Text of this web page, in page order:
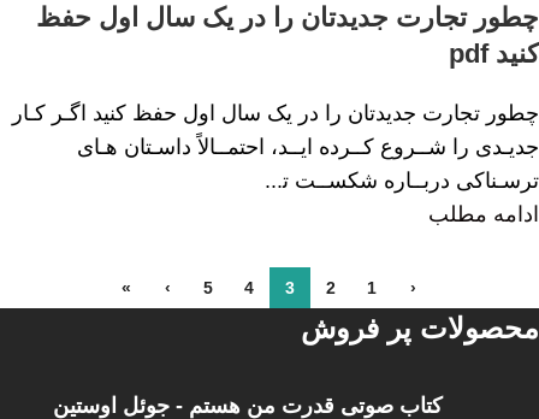
چطور تجارت جدیدتان را در یک سال اول حفظ
کنید pdf
چطور تجارت جدیدتان را در یک سال اول حفظ کنید اﮔـﺮ ﮐـﺎر
ﺟﺪﯾـﺪی را ﺷــﺮوع ﮐــﺮده اﯾــﺪ، اﺣﺘﻤــﺎﻻً داﺳـﺘﺎن ﻫـﺎی
ﺗﺮﺳـﻨﺎﮐﯽ درﺑــﺎره ﺷﮑﺴــﺖ ﺗ...
ادامه مطلب
‹
1
2
3
4
5
›
»
محصولات پر فروش
کتاب صوتی قدرت من هستم - جوئل اوستین